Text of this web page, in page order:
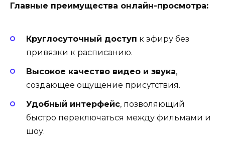
Главные преимущества онлайн-просмотра:
Круглосуточный доступ к эфиру без
привязки к расписанию.
Высокое качество видео и звука,
создающее ощущение присутствия.
Удобный интерфейс, позволяющий
быстро переключаться между фильмами и
шоу.